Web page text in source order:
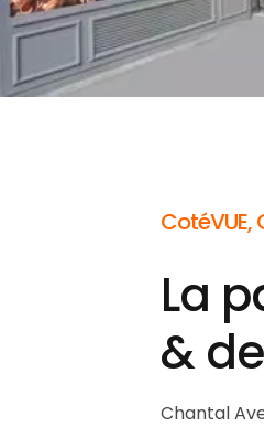
CotéVUE,
La
&
Chantal